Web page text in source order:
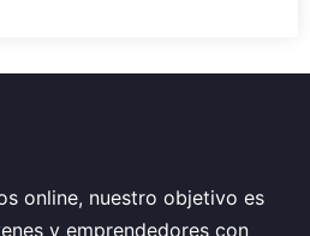
online, nuestro objetivo es
y emprendedores con